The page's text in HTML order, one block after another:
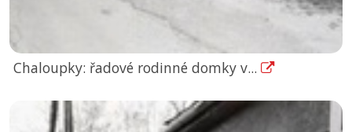
Chaloupky: řadové rodinné domky v...